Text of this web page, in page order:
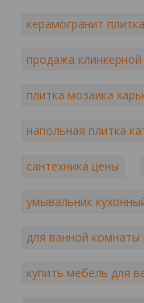
керамогранит плитка
продажа клинкерной
плитка мозаика
напольная плитка
сантехника цены
умывальник
для ванной комнаты
купить мебель для